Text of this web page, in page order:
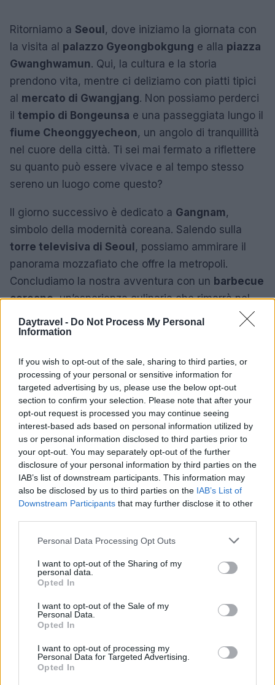
Daytravel - Do Not Process My Personal
Information
If you wish to opt-out of the sale, sharing to third parties, or
processing of your personal or sensitive information for
targeted advertising by us, please use the below opt-out
section to confirm your selection. Please note that after your
opt-out request is processed you may continue seeing
interest-based ads based on personal information utilized by
us or personal information disclosed to third parties prior to
your opt-out. You may separately opt-out of the further
disclosure of your personal information by third parties on the
IAB’s list of downstream participants. This information may
also be disclosed by us to third parties on the IAB’s List of
Downstream Participants that may further disclose it to other
Please note that this website/app uses one or more Google
not limited to your visit or usage behaviour. You may click to
grant or deny consent to Google and its third-party tags to
use your data for below specified purposes in below Google
consent section.
Personal Data Processing Opt Outs
I want to opt-out of the Sharing of my
personal data.
Opted In
I want to opt-out of the Sale of my
Personal Data.
Opted In
I want to opt-out of processing my
Personal Data for Targeted Advertising.
Opted In
Ritorniamo a Seoul, dove iniziamo la giornata con
la visita al palazzo Gyeongbokgung e alla piazza
Gwanghwamun. Qui, la cultura e la storia
prendono vita, mentre ci deliziamo con piatti tipici
al mercato di Gwangjang. Non possiamo perderci
il tempio di Bongeunsa e una passeggiata lungo il
fiume Cheonggyecheon, un angolo di tranquillità
nel cuore della città. Ti sei mai fermato a riflettere
su quanto può essere vivace e al tempo stesso
sereno un luogo come questo?
Il giorno successivo è dedicato a Gangnam,
simbolo della modernità coreana. Salendo sulla
torre televisiva di Seoul, possiamo ammirare il
panorama mozzafiato che offre la metropoli.
Concludiamo la nostra avventura con un barbecue
coreano, un’esperienza culinaria che rimarrà nel
cuore. Hai mai provato a grigliare direttamente al
tavolo? È un’esperienza unica!
Il nostro ultimo giorno aSeoulci lascia un po’ di
libertà: shopping aMyeongdong , esplorazioni nel
quartiere degli artisti e, per chi lo desidera, una
visita allazona demilitarizzata . Infine, ci dirigiamo
verso l’aeroporto, portando con noi ricordi
indimenticabili di un viaggio che ha arricchito il
nostro spirito. Non è forse vero che i viaggi ci
cambiano e ci fanno crescere?
AiAdhubMedia